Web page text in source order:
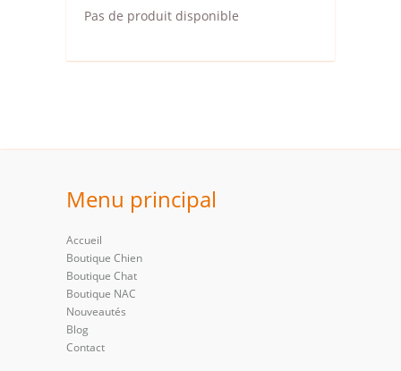
Pas de produit disponible
Menu principal
Accueil
Boutique Chien
Boutique Chat
Boutique NAC
Nouveautés
Blog
Contact